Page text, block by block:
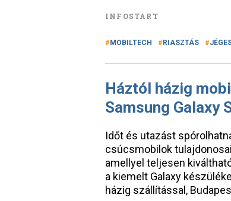
INFOSTART
MOBILTECH RIASZTÁS
Háztól házig
Samsung Galaxy
Időt és utazást
csúcsmobilok
amellyel teljesen
a kiemelt Galaxy
házig szállítással,